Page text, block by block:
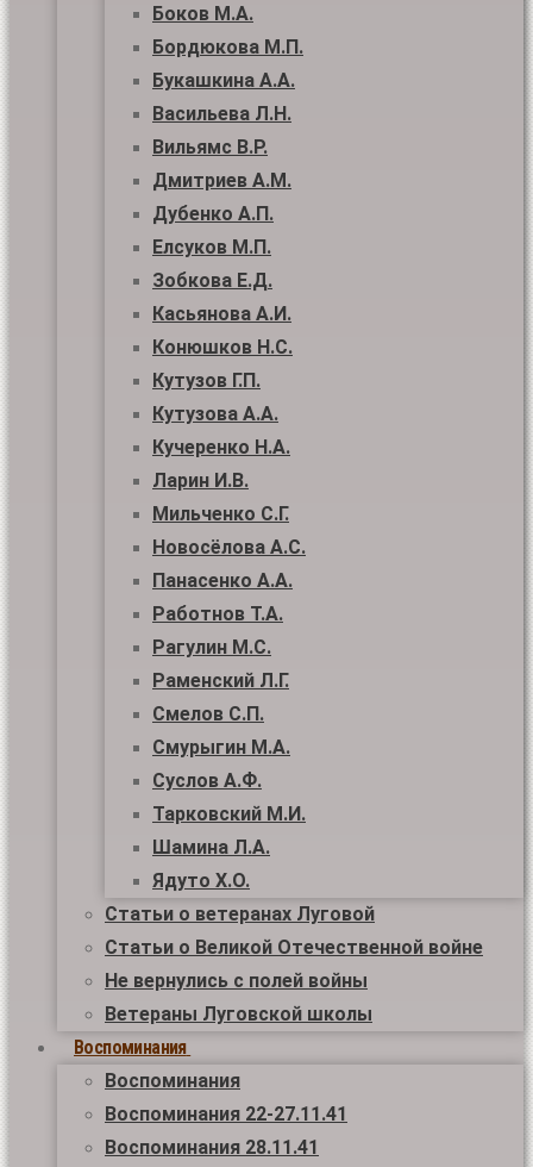
Боков М.А.
Бордюкова М.П.
Букашкина А.А.
Васильева Л.Н.
Вильямс В.Р.
Дмитриев А.М.
Дубенко А.П.
Елсуков М.П.
Зобкова Е.Д.
Касьянова А.И.
Конюшков Н.С.
Кутузов Г.П.
Кутузова А.А.
Кучеренко Н.А.
Ларин И.В.
Мильченко С.Г.
Новосёлова А.С.
Панасенко А.А.
Работнов Т.А.
Рагулин М.С.
Раменский Л.Г.
Смелов С.П.
Смурыгин М.А.
Суслов А.Ф.
Тарковский М.И.
Шамина Л.А.
Ядуто Х.О.
Статьи о ветеранах Луговой
Статьи о Великой Отечественной войне
Не вернулись с полей войны
Ветераны Луговской школы
Воспоминания
Воспоминания
Воспоминания 22-27.11.41
Воспоминания 28.11.41